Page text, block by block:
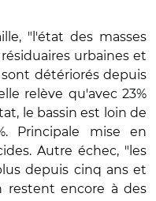
"l'état des masses
urbaines et
détériorés depuis
relève qu'avec 23%
le bassin est loin de
Principale mise en
Autre échec, "les
depuis cinq ans et
restent encore à des